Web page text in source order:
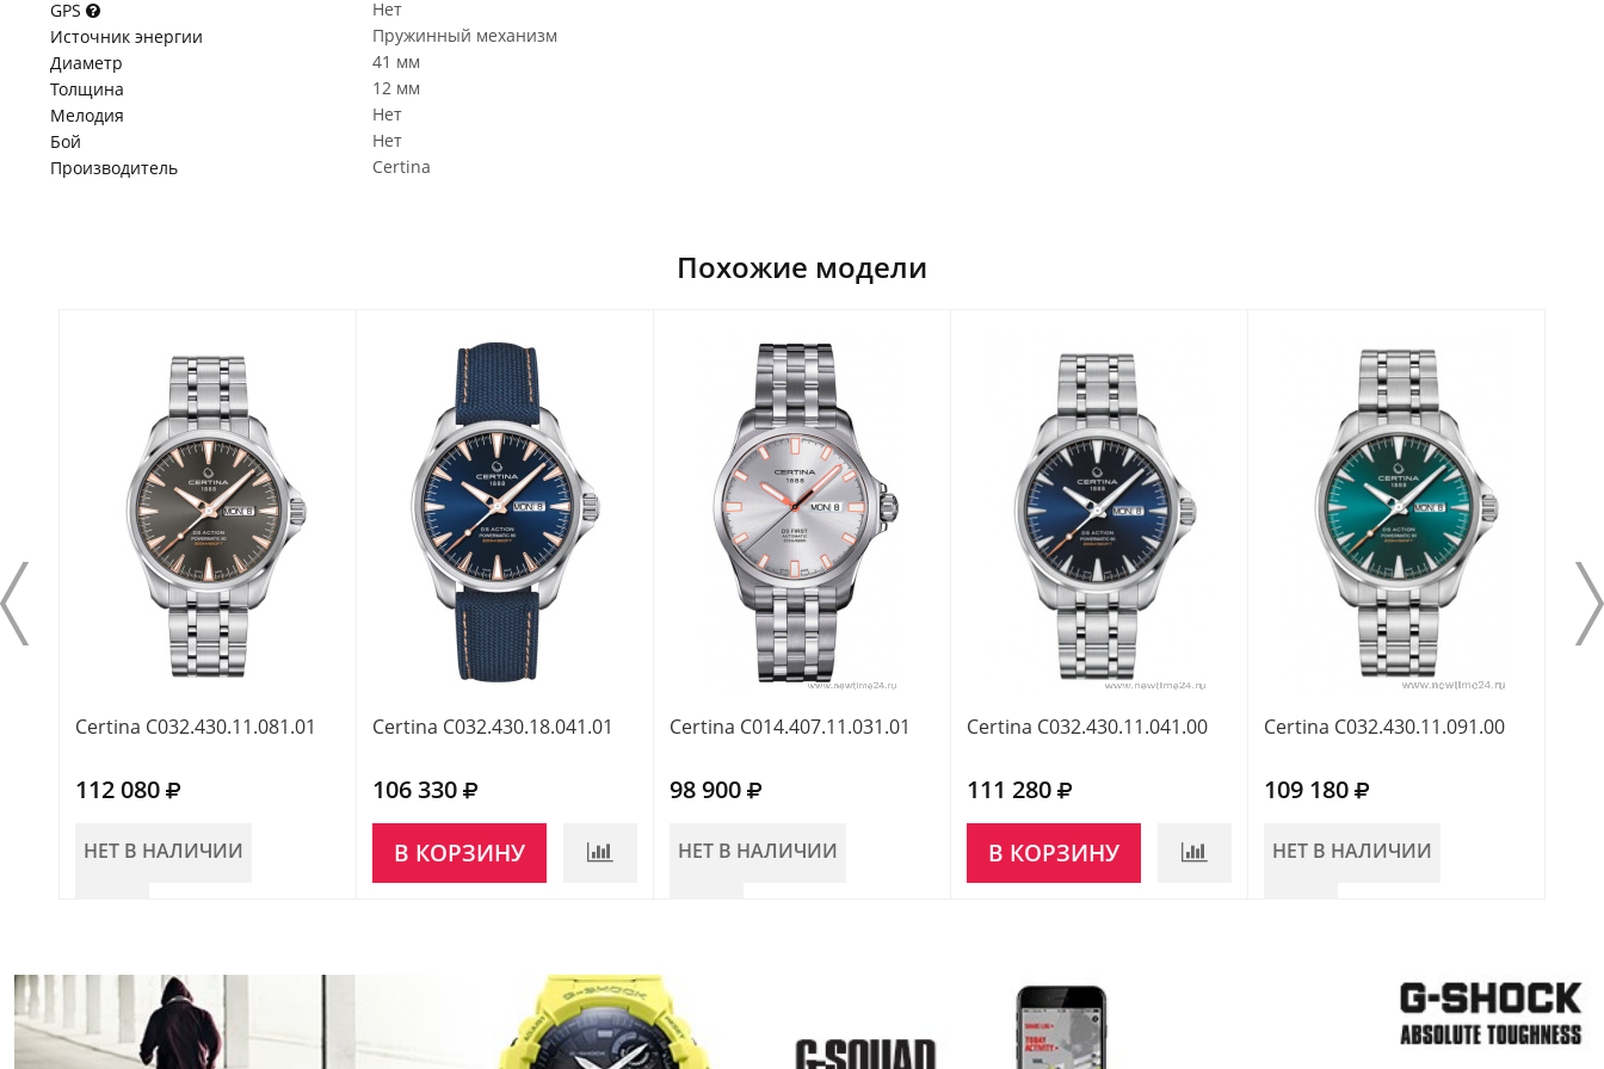
GPS
Нет
Источник энергии
Пружинный механизм
Диаметр
41 мм
Толщина
12 мм
Мелодия
Нет
Бой
Нет
Производитель
Certina
Похожие модели
Certina C032.430.11.081.01
112 080
НЕТ В НАЛИЧИИ
Certina C032.430.18.041.01
106 330
В КОРЗИНУ
Certina C014.407.11.031.01
98 900
НЕТ В НАЛИЧИИ
Certina C032.430.11.041.00
111 280
В КОРЗИНУ
Certina C032.430.11.091.00
109 180
НЕТ В НАЛИЧИИ